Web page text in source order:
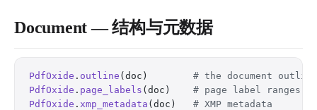
Document — 结构与元数据
PdfOxide . outline (doc) # the document
PdfOxide . page_labels (doc) # page label ranges
PdfOxide . xmp_metadata (doc) # XMP metadata